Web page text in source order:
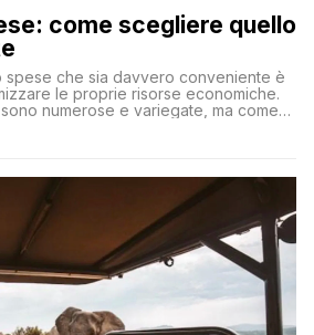
come scegliere quello
spese che sia davvero conveniente è
le proprie risorse economiche.
numerose e variegate, ma come
alle proprie esigenze senza